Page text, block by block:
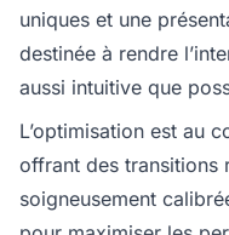
uniques et une
destinée à rendre
aussi intuitive que
L’optimisation est au
offrant des transitions
soigneusement